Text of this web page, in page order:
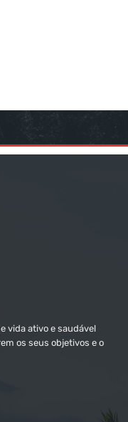
vida ativo e saudável
os seus objetivos e o